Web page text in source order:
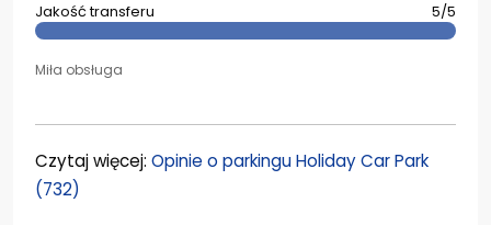
Jakość transferu 5/5
Miła obsługa
Czytaj więcej: Opinie o parkingu Holiday Car Park
(732)